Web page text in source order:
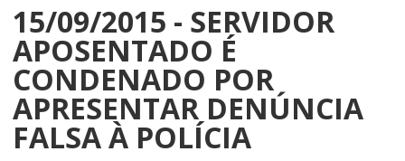
15/09/2015 - SERVIDOR
APOSENTADO É
CONDENADO POR
APRESENTAR DENÚNCIA
FALSA À POLÍCIA